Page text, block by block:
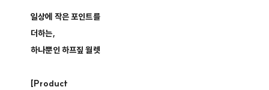
일상에 작은 포인트를
더하는,
하나뿐인 하프짚 월렛
[Product